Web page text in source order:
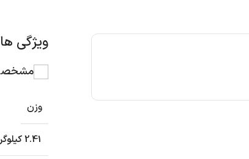
ویژگی
وزن
2.41 کیلوگرم